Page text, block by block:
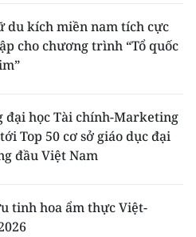
du kích miền nam tích cực
cho chương trình “Tổ quốc
đại học Tài chính-Marketing
Top 50 cơ sở giáo dục đại
đầu Việt Nam
tinh hoa ẩm thực Việt-